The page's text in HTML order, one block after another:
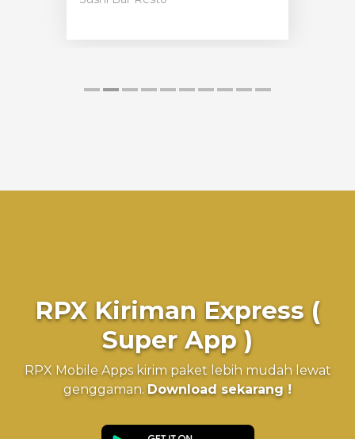
RPX Kiriman Express (
Super App )
RPX Mobile Apps kirim paket lebih mudah lewat
genggaman. Download sekarang !